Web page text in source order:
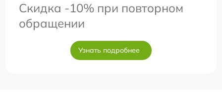
Скидка -10% при повторном
обращении
Узнать подробнее